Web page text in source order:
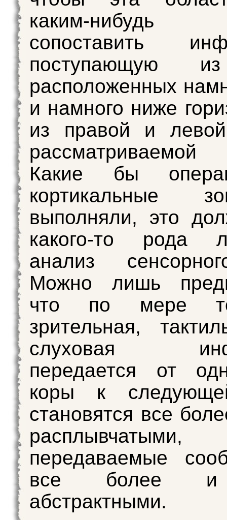
каким-нибудь
сопоставить
поступающую
расположенных
и намного ниже
из правой и
рассматриваемой
Какие бы
кортикальные
выполняли, это
какого-то рода
анализ
Можно лишь
что по мере
зрительная,
слуховая
передается от
коры к
становятся все
передаваемые
все более и
абстрактными.